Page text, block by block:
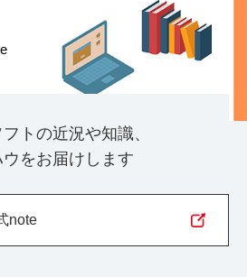
トの近況や知識、
ウをお届けします
note